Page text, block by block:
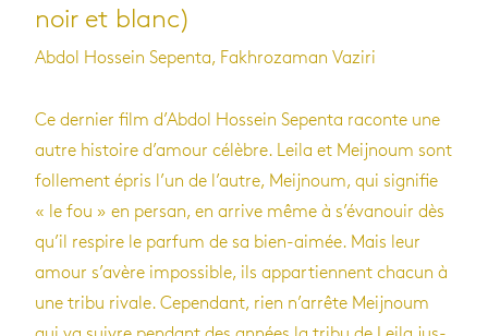
noir et blanc)
Abdol Hossein Sepenta, Fakhrozaman Vaziri
Ce der­nier film d’Ab­dol Hos­sein Sepenta raconte une
autre his­toire d’amour célèbre. Leila et Mei­j­noum sont
fol­le­ment épris l’un de l’autre, Mei­j­noum, qui signi­fie
« le fou » en per­san, en arrive même à s’éva­nouir dès
qu’il res­pire le par­fum de sa bien-aimée. Mais leur
amour s’avère impos­sible, ils appar­tiennent cha­cun à
une tribu rivale. Cepen­dant, rien n’ar­rête Mei­j­noum